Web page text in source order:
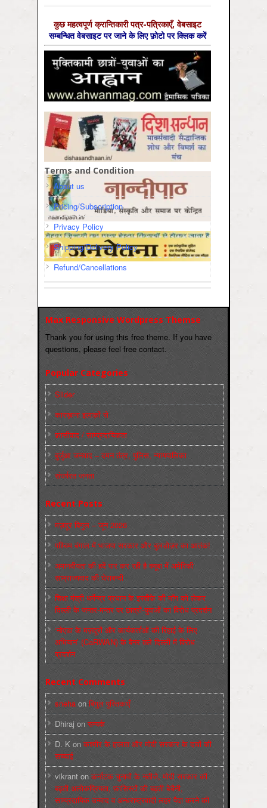
कुछ महत्‍वपूर्ण क्रान्तिकारी पत्र-पत्रिकाएँ, वेबसाइट
सम्‍बन्धित वेबसाइट पर जाने के लिए फ़ोटो पर क्लिक करें
Terms and Condition
About us
Pricing/Subscription
Privacy Policy
Shipping/Delivery Policy
Refund/Cancellations
Max Responsive Wordpress Themse
Thank you for using this free theme. If you have
questions, please feel free contact.
Popular Categories
Slider
कारख़ाना इलाक़ों से
फ़ासीवाद / साम्‍प्रदायिकता
बुर्जुआ जनवाद – दमन तंत्र, पुलिस, न्‍यायपालिका
संघर्षरत जनता
Recent Posts
मज़दूर बिगुल – जून 2026
पश्चिम बंगाल में भाजपा सरकार और बुलडोज़र का आतंक!
अमानवीयता की हदें पार कर रही है क्यूबा में अमेरिकी
साम्राज्यवाद की घेराबन्दी
शिक्षा मंत्री धर्मेन्द्र प्रधान के इस्तीफ़े की माँग को लेकर
दिल्ली के जन्तर-मन्तर पर छात्रों-युवाओं का विरोध प्रदर्शन
‘नोएडा के मज़दूरों और कार्यकर्ताओं की रिहाई के लिए
अभियान’ (CaRWAN) के बैनर तले दिल्ली में विरोध
प्रदर्शन
Recent Comments
sneha on बिगुल पुस्तिकाएँ
Dhiraj on सम्पर्क
D. K on कश्मीर के हालात और मोदी सरकार के दावों की
सच्चाई
vikrant onकर्नाटक चुनावों के नतीजे, मोदी सरकार की
बढ़ती अलोकप्रियता, फ़ासिस्टों की बढ़ती बेचैनी,
साम्प्रदायिक उन्माद व अन्धराष्ट्रवादी लहर पैदा करने की